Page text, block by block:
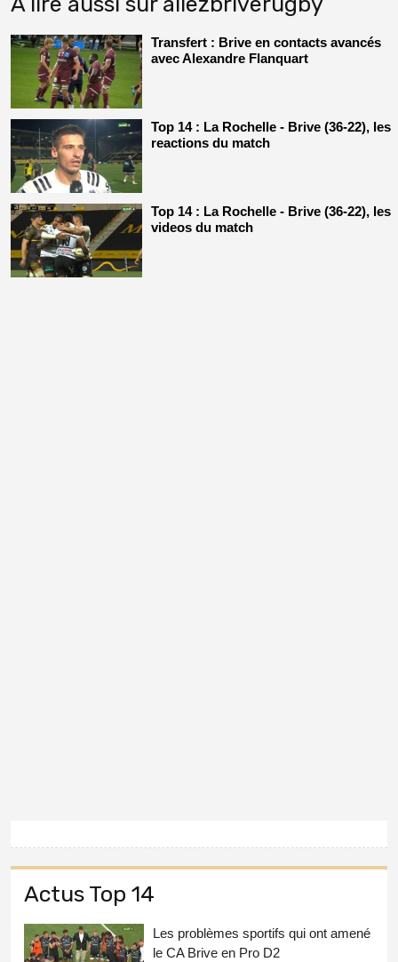
Transfert : Brive en contacts avancés
avec Alexandre Flanquart
Top 14 : La Rochelle - Brive (36-22), les
reactions du match
Top 14 : La Rochelle - Brive (36-22), les
videos du match
Actus Top 14
Les problèmes sportifs qui ont amené
le CA Brive en Pro D2